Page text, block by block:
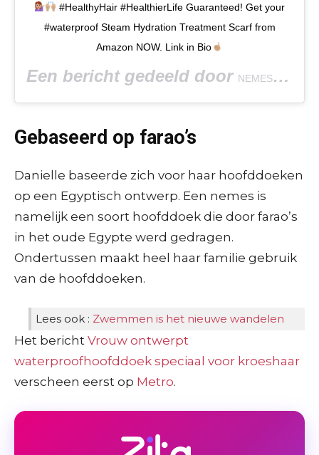
#HealthyHair #HealthierLife Guaranteed! Get your
#waterproof Steam Hydration Treatment Scarf from
Amazon NOW. Link in Bio
Een bericht gedeeld door NEMES
Gebaseerd op farao’s
Danielle baseerde zich voor haar hoofddoeken
op een Egyptisch ontwerp. Een nemes is
namelijk een soort hoofddoek die door farao’s
in het oude Egypte werd gedragen.
Ondertussen maakt heel haar familie gebruik
van de hoofddoeken.
Lees ook : Zwemmen is het nieuwe wandelen
Het bericht Vrouw ontwerpt
waterproofhoofddoek speciaal voor kroeshaar
verscheen eerst op Metro.